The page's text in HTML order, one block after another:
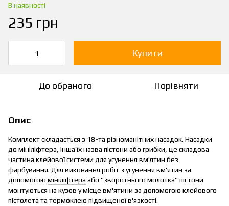
В наявності
235 грн
Купити
До обраного Порівняти
Опис
Комплект складається з 18-та різноманітних насадок. Насадки
до мініліфтера, інша їх назва пістони або грибки, це складова
частина клейової системи для усунення вм'ятин без
фарбування. Для виконання робіт з усунення вм'ятин за
допомогою мініліфтера або "зворотнього молотка" пістони
монтуються на кузов у місце вм'ятини за допомогою клейового
пістолета та термоклею підвищеної в'язкості.